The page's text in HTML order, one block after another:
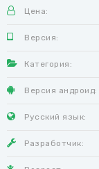
Цена:
Версия:
Категория:
Версия андроид:
Русский язык:
Разработчик: